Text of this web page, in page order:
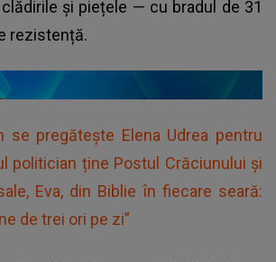
și piețele — cu bradul de 31
rezistență.
se pregătește Elena Udrea pentru
politician ține Postul Crăciunului și
Eva, din Biblie în fiecare seară:
de trei ori pe zi”